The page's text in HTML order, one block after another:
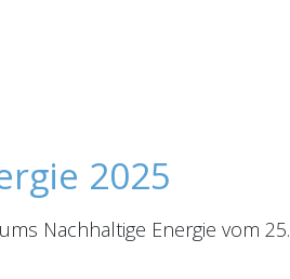
2025
Nachhaltige Energie vom 25.